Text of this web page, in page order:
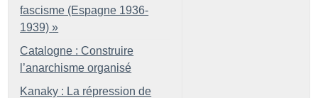
fascisme (Espagne 1936-
1939) »
Catalogne : Construire
l’anarchisme organisé
Kanaky : La répression de